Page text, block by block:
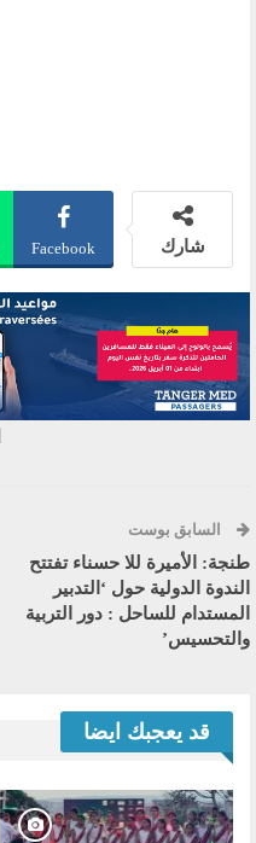
شارك Facebook
السابق بوست
طنجة: الأميرة للا حسناء تفتتح
الندوة الدولية حول ‘التدبير
المستدام للساحل : دور التربية
والتحسيس’
قد يعجبك ايضا